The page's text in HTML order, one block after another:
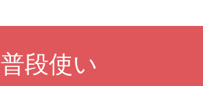
普段使い